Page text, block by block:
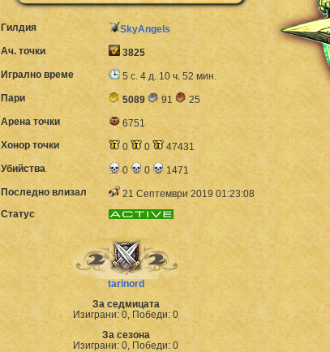
Гилдия
SkyAngels
Ач. точки
3825
Игрално време
5 с. 4 д. 10 ч. 52 мин.
Пари
5089 91
25
Арена точки
6751
Хонор точки
0 0
47431
Убийства
0 0
1471
Последно влизал
21 Септември 2019 01:23:08
Статус
tarinord
За седмицата
Изиграни: 0, Победи: 0
За сезона
Изиграни: 0, Победи: 0